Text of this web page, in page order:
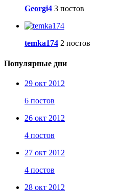
Georgi4 3 постов
temka174 2 постов
Популярные дни
29 окт 2012
6 постов
26 окт 2012
4 постов
27 окт 2012
4 постов
28 окт 2012